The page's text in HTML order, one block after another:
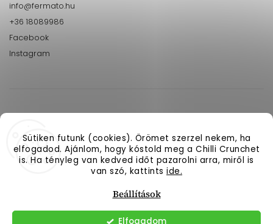
Sütiken futunk (cookies). Örömet szerzel nekem, ha
elfogadod. Ajánlom, hogy kóstold meg a Chilli Crunchet
is. Ha tényleg van kedved időt pazarolni arra, miről is
van szó, kattints ide.
Beállítások
Elfogadom
info@fermato.hu
+36 18089986
Facebook
Instagram
Süti beállítások szerkesztése
Létrehozva aShoptet| MegjelenésShoptak.cz
+36
18089986
FacebookInstagram